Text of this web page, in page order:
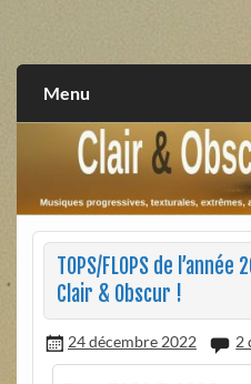
extrêmes, alternatives,
Menu
TOPS/FLOPS de
Clair & Obscur !
24 décembre 2022 2